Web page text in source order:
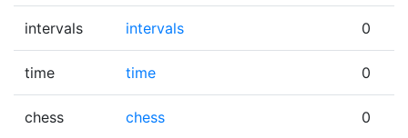
intervals intervals 0
time time 0
chess chess 0